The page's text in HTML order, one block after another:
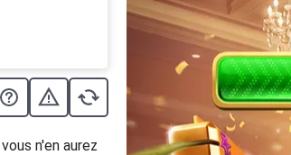
n'en aurez